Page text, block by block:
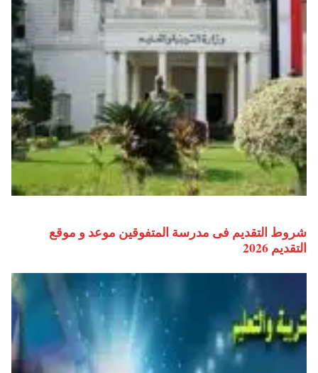
شروط التقديم فى مدرسة المتفوقين موعد و موقع
التقديم 2026